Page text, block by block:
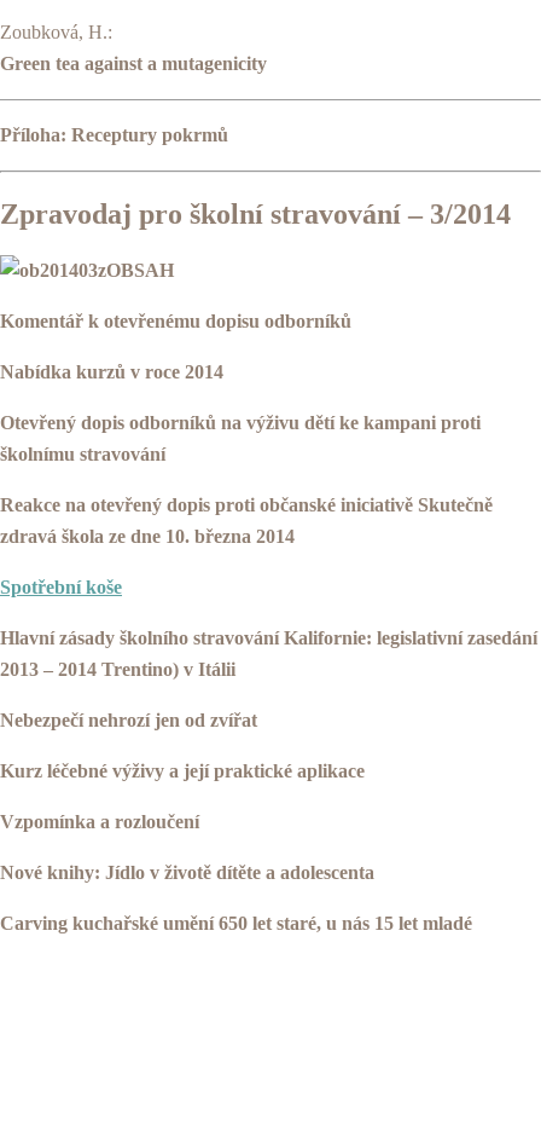
Zoubková, H.:
Green tea against a mutagenicity
Příloha: Receptury pokrmů
Zpravodaj pro školní stravování – 3/2014
OBSAH
Komentář k otevřenému dopisu odborníků
Nabídka kurzů v roce 2014
Otevřený dopis odborníků na výživu dětí ke kampani proti
školnímu stravování
Reakce na otevřený dopis proti občanské iniciativě Skutečně
zdravá škola ze dne 10. března 2014
Spotřební koše
Hlavní zásady školního stravování Kalifornie: legislativní zasedání
2013 – 2014 Trentino) v Itálii
Nebezpečí nehrozí jen od zvířat
Kurz léčebné výživy a její praktické aplikace
Vzpomínka a rozloučení
Nové knihy: Jídlo v životě dítěte a adolescenta
Carving kuchařské umění 650 let staré, u nás 15 let mladé